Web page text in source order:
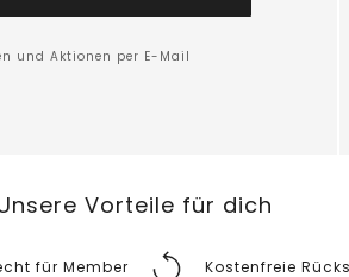
und Aktionen per E-Mail
Vorteile für dich
für Member Kostenfreie